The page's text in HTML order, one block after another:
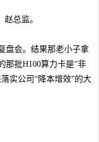
总监。
会。结果那老小子拿
那批H100算力卡是“非
实公司“降本增效”的大